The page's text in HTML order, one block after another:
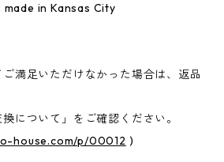
in Kansas City
満足いただけなかった場合は、返品
について」をご確認ください。
house.com/p/00012 )